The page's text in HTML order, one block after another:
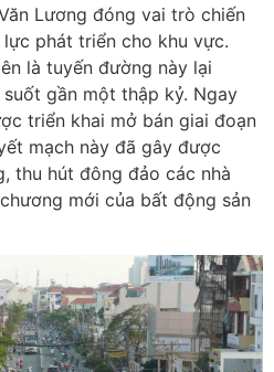
Lương đóng vai trò chiến
phát triển cho khu vực.
là tuyến đường này lại
suốt gần một thập kỷ. Ngay
triển khai mở bán giai đoạn
mạch này đã gây được
thu hút đông đảo các nhà
mới của bất động sản